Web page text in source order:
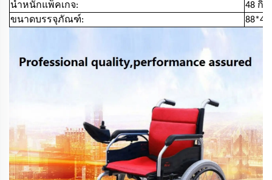
น้ำหนักแพ็คเกจ:
48 กิ
ขนาดบรรจุภัณฑ์: